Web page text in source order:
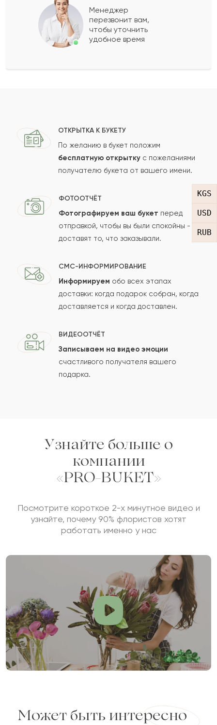
KGS
USD
RUB
Показать еще
Ваш e-mail
Отзыв
Сколько будет
Отзыв будет опубликован после проверки.
Проверяем на спам.
Менеджер
перезвонит вам,
чтобы уточнить
удобное время
ОТКРЫТКА К БУКЕТУ
По желанию в букет положим
бесплатную открытку с пожеланиями
получателю букета от вашего имени.
ФОТООТЧЁТ
Фотографируем ваш букет перед
отправкой, чтобы вы были спокойны -
доставят то, что заказывали.
СМС-ИНФОРМИРОВАНИЕ
Информируем обо всех этапах
доставки: когда подарок собран, когда
доставляется и когда доставлен.
ВИДЕООТЧЁТ
Записываем на видео эмоции
счастливого получателя вашего
подарка.
Узнайте больше о
компании
«PRO-BUKET»
Посмотрите короткое 2-х минутное видео и
узнайте, почему 90% флористов хотят
работать именно у нас
Может быть интересно